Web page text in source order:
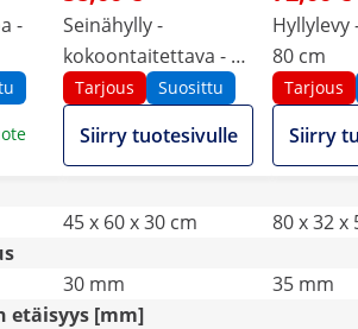
-
Seinähylly -
kokoontaitettava - 60
x 45 cm - 40 kg -
ruostumaton teräs
Tarjous Suosittu
Siirry tuotesivulle
Hyllylevy
80 cm
Tarjous
Siirry
45 x 60 x 30 cm
80 x 32 x
30 mm
35 mm
etäisyys [mm]